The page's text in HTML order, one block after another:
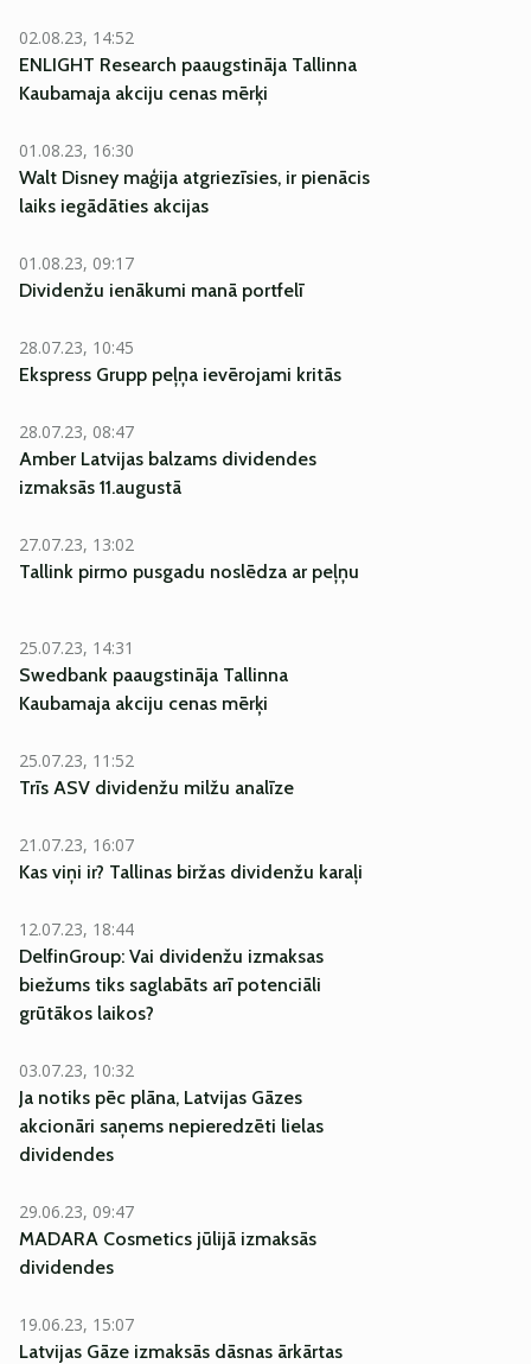
02.08.23, 14:52
ENLIGHT Research paaugstināja Tallinna
Kaubamaja akciju cenas mērķi
01.08.23, 16:30
Walt Disney maģija atgriezīsies, ir pienācis
laiks iegādāties akcijas
01.08.23, 09:17
Dividenžu ienākumi manā portfelī
28.07.23, 10:45
Ekspress Grupp peļņa ievērojami kritās
28.07.23, 08:47
Amber Latvijas balzams dividendes
izmaksās 11.augustā
27.07.23, 13:02
Tallink pirmo pusgadu noslēdza ar peļņu
25.07.23, 14:31
Swedbank paaugstināja Tallinna
Kaubamaja akciju cenas mērķi
25.07.23, 11:52
Trīs ASV dividenžu milžu analīze
21.07.23, 16:07
Kas viņi ir? Tallinas biržas dividenžu karaļi
12.07.23, 18:44
DelfinGroup: Vai dividenžu izmaksas
biežums tiks saglabāts arī potenciāli
grūtākos laikos?
03.07.23, 10:32
Ja notiks pēc plāna, Latvijas Gāzes
akcionāri saņems nepieredzēti lielas
dividendes
29.06.23, 09:47
MADARA Cosmetics jūlijā izmaksās
dividendes
19.06.23, 15:07
Latvijas Gāze izmaksās dāsnas ārkārtas